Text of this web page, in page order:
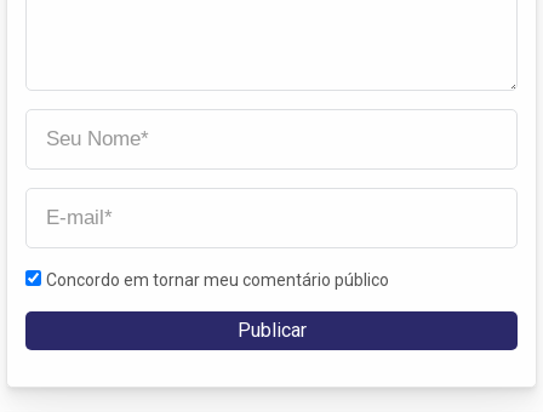
Concordo em tornar meu comentário público